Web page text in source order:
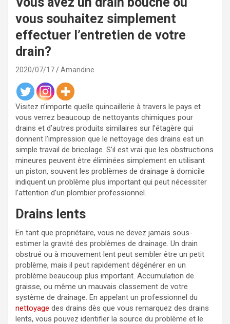
vous souhaitez simplement
effectuer l’entretien de votre
drain?
2020/07/17 Amandine
Visitez n’importe quelle quincaillerie à travers le pays et
vous verrez beaucoup de nettoyants chimiques pour
drains et d’autres produits similaires sur l’étagère qui
donnent l’impression que le nettoyage des drains est un
simple travail de bricolage. S’il est vrai que les obstructions
mineures peuvent être éliminées simplement en utilisant
un piston, souvent les problèmes de drainage à domicile
indiquent un problème plus important qui peut nécessiter
l’attention d’un plombier professionnel.
Drains lents
En tant que propriétaire, vous ne devez jamais sous-
estimer la gravité des problèmes de drainage. Un drain
obstrué ou à mouvement lent peut sembler être un petit
problème, mais il peut rapidement dégénérer en un
problème beaucoup plus important. Accumulation de
graisse, ou même un mauvais classement de votre
système de drainage. En appelant un professionnel du
nettoyage des drains dès que vous remarquez des drains
lents, vous pouvez identifier la source du problème et le